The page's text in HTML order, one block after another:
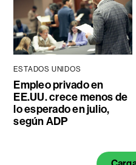
ESTADOS UNIDOS
Empleo privado en
EE.UU. crece menos de
lo esperado en julio,
según ADP